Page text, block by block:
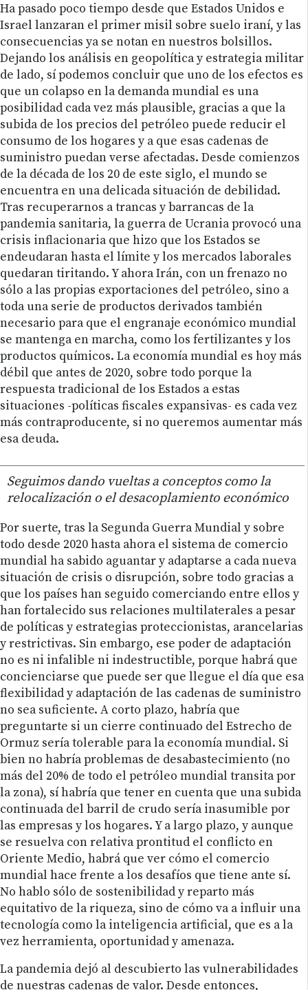
Ha pasado poco tiempo desde que Estados Unidos e
Israel lanzaran el primer misil sobre suelo iraní, y las
consecuencias ya se notan en nuestros bolsillos.
Dejando los análisis en geopolítica y estrategia militar
de lado, sí podemos concluir que uno de los efectos es
que un colapso en la demanda mundial es una
posibilidad cada vez más plausible, gracias a que la
subida de los precios del petróleo puede reducir el
consumo de los hogares y a que esas cadenas de
suministro puedan verse afectadas. Desde comienzos
de la década de los 20 de este siglo, el mundo se
encuentra en una delicada situación de debilidad.
Tras recuperarnos a trancas y barrancas de la
pandemia sanitaria, la guerra de Ucrania provocó una
crisis inflacionaria que hizo que los Estados se
endeudaran hasta el límite y los mercados laborales
quedaran tiritando. Y ahora Irán, con un frenazo no
sólo a las propias exportaciones del petróleo, sino a
toda una serie de productos derivados también
necesario para que el engranaje económico mundial
se mantenga en marcha, como los fertilizantes y los
productos químicos. La economía mundial es hoy más
débil que antes de 2020, sobre todo porque la
respuesta tradicional de los Estados a estas
situaciones -políticas fiscales expansivas- es cada vez
más contraproducente, si no queremos aumentar más
esa deuda.
Seguimos dando vueltas a conceptos como la
relocalización o el desacoplamiento económico
Por suerte, tras la Segunda Guerra Mundial y sobre
todo desde 2020 hasta ahora el sistema de comercio
mundial ha sabido aguantar y adaptarse a cada nueva
situación de crisis o disrupción, sobre todo gracias a
que los países han seguido comerciando entre ellos y
han fortalecido sus relaciones multilaterales a pesar
de políticas y estrategias proteccionistas, arancelarias
y restrictivas. Sin embargo, ese poder de adaptación
no es ni infalible ni indestructible, porque habrá que
concienciarse que puede ser que llegue el día que esa
flexibilidad y adaptación de las cadenas de suministro
no sea suficiente. A corto plazo, habría que
preguntarte si un cierre continuado del Estrecho de
Ormuz sería tolerable para la economía mundial. Si
bien no habría problemas de desabastecimiento (no
más del 20% de todo el petróleo mundial transita por
la zona), sí habría que tener en cuenta que una subida
continuada del barril de crudo sería inasumible por
las empresas y los hogares. Y a largo plazo, y aunque
se resuelva con relativa prontitud el conflicto en
Oriente Medio, habrá que ver cómo el comercio
mundial hace frente a los desafíos que tiene ante sí.
No hablo sólo de sostenibilidad y reparto más
equitativo de la riqueza, sino de cómo va a influir una
tecnología como la inteligencia artificial, que es a la
vez herramienta, oportunidad y amenaza.
La pandemia dejó al descubierto las vulnerabilidades
de nuestras cadenas de valor. Desde entonces,